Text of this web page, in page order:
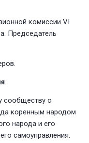
комиссии VI
Председатель
сообществу о
коренным народом
народа и его
самоуправления.